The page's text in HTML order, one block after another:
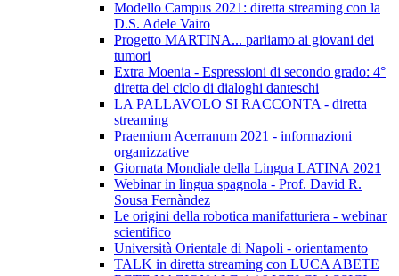
Modello Campus 2021: diretta streaming con la
D.S. Adele Vairo
Progetto MARTINA... parliamo ai giovani dei
tumori
Extra Moenia - Espressioni di secondo grado: 4°
diretta del ciclo di dialoghi danteschi
LA PALLAVOLO SI RACCONTA - diretta
streaming
Praemium Acerranum 2021 - informazioni
organizzative
Giornata Mondiale della Lingua LATINA 2021
Webinar in lingua spagnola - Prof. David R.
Sousa Fernàndez
Le origini della robotica manifatturiera - webinar
scientifico
Università Orientale di Napoli - orientamento
TALK in diretta streaming con LUCA ABETE